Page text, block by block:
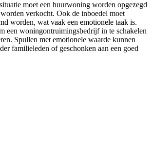
moet een huurwoning worden opgezegd
verkocht. Ook de inboedel moet
worden, wat vaak een emotionele taak is.
een woningontruimingsbedrijf in te schakelen
Spullen met emotionele waarde kunnen
familieleden of geschonken aan een goed